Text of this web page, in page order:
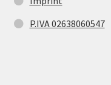
P.IVA 02638060547